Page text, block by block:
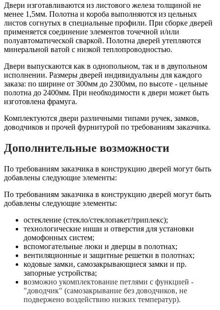
Двери изготавливаются из листового железа толщиной не
менее 1,5мм. Полотна и короба выполняются из цельных
листов согнутых в специальные профили. При сборке дверей
применяется соединение элементов точечной и/или
полуавтоматической сваркой. Полотна дверей утепляются
минеральной ватой с низкой теплопроводностью.
Двери выпускаются как в однопольном, так и в двупольном
исполнении. Размеры дверей индивидуальны для каждого
заказа: по ширине от 300мм до 2300мм, по высоте - цельные
полотна до 2400мм. При необходимости к двери может быть
изготовлена фрамуга.
Комплектуются двери различными типами ручек, замков,
доводчиков и прочей фурнитурой по требованиям заказчика.
Дополнительные возможности
По требованиям заказчика в конструкцию дверей могут быть
добавлены следующие элементы:
По требованиям заказчика в конструкцию дверей могут быть
добавлены следующие элементы:
остекление (стекло/стеклопакет/триплекс);
технологические ниши и отверстия для установки
домофонных систем;
вспомогательные люки и дверцы в полотнах;
вентиляционные и защитные решетки в полотнах;
кодовые замки, самозакрывающиеся замки и пр.
запорные устройства;
возможно укомплектование петлями с функцией -
"доводчик" (самозакрывание без доводчиков, не
подвержено воздействию низких температур).